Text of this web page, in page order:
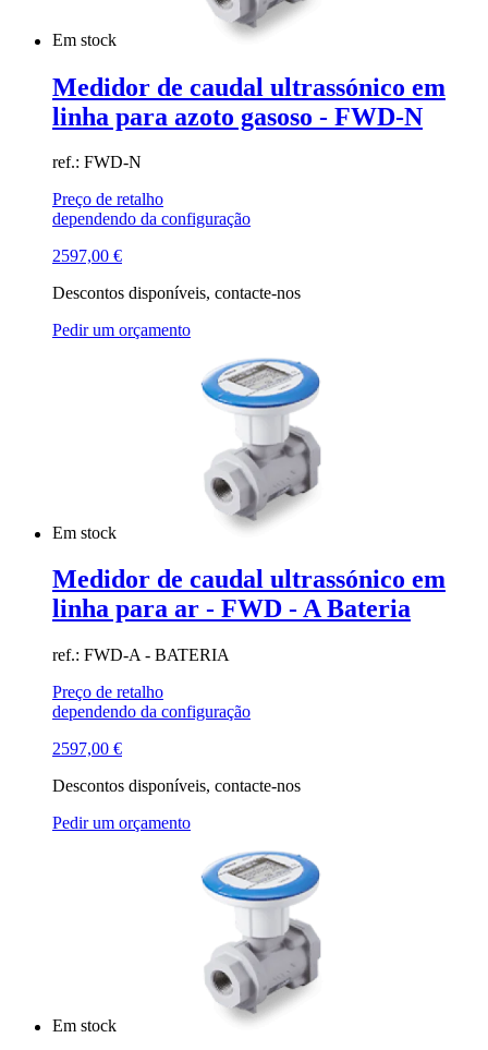
Em stock
Medidor de caudal ultrassónico em
linha para azoto gasoso - FWD-N
ref.: FWD-N
Preço de retalho
dependendo da configuração
2597,00 €
Descontos disponíveis, contacte-nos
Pedir um orçamento
Em stock
Medidor de caudal ultrassónico em
linha para ar - FWD - A Bateria
ref.: FWD-A - BATERIA
Preço de retalho
dependendo da configuração
2597,00 €
Descontos disponíveis, contacte-nos
Pedir um orçamento
Em stock